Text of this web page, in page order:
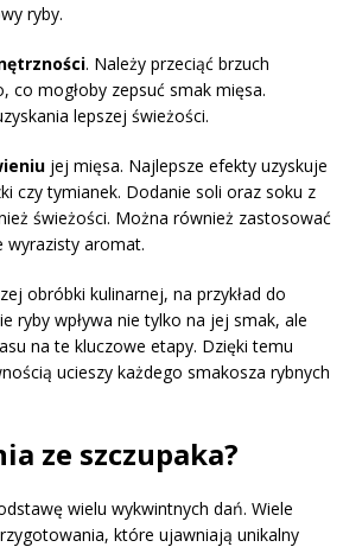
ryby.
. Należy przeciąć brzuch
co mogłoby zepsuć smak mięsa.
lepszej świeżości.
jej mięsa. Najlepsze efekty uzyskuje
czy tymianek. Dodanie soli oraz soku z
świeżości. Można również zastosować
wyrazisty aromat.
obróbki kulinarnej, na przykład do
ryby wpływa nie tylko na jej smak, ale
na te kluczowe etapy. Dzięki temu
ucieszy każdego smakosza rybnych
ze szczupaka?
wielu wykwintnych dań. Wiele
które ujawniają unikalny